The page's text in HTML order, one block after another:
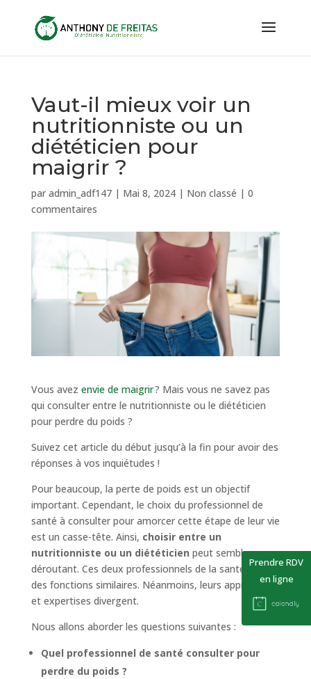
Prendre RDV
en ligne
Vaut-il mieux voir un
nutritionniste ou un
diététicien pour
maigrir ?
par admin_adf147| Mai 8, 2024| Non classé | 0
commentaires
Vous avez envie de maigrir? Mais vous ne savez pas
qui consulter entre le nutritionniste ou le diététicien
pour perdre du poids ?
Suivez cet article du début jusqu’à la fin pour avoir des
réponses à vos inquiétudes !
Pour beaucoup, la perte de poids est un objectif
important. Cependant, le choix du professionnel de
santé à consulter pour amorcer cette étape de leur vie
est un casse-tête. Ainsi, choisir entre un
nutritionniste ou un diététicien peut sembler
déroutant. Ces deux professionnels de la santé ont
des fonctions similaires. Néanmoins, leurs approches
et expertises divergent.
Nous allons aborder les questions suivantes :
Quel professionnel de santé consulter pour
perdre du poids ?